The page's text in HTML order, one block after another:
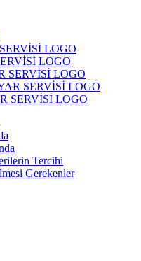
Tercihi
Gerekenler